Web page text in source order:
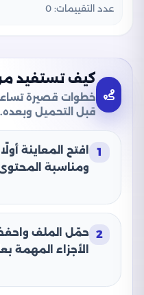
عدد التقييمات: 0
كيف تستفيد
خطوات قصيرة
قبل التحميل وبعده.
1
افتح المعاينة
ومناسبة
2 حمّل الملف
الأجزاء المهمة